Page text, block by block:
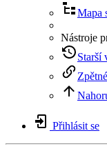
Mapa
Nástroje
Starší
Přihlásit se